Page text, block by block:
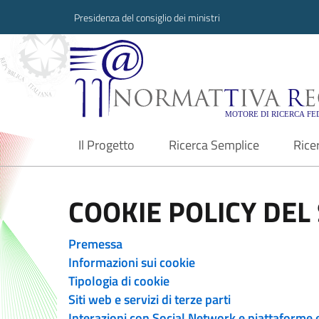
Presidenza del consiglio dei ministri
Normattiva
Il Progetto
current Ricerca Semplice
COOKIE POLICY
Premessa
Informazioni sui cookie
Tipologia di cookie
Siti web e servizi di terze parti